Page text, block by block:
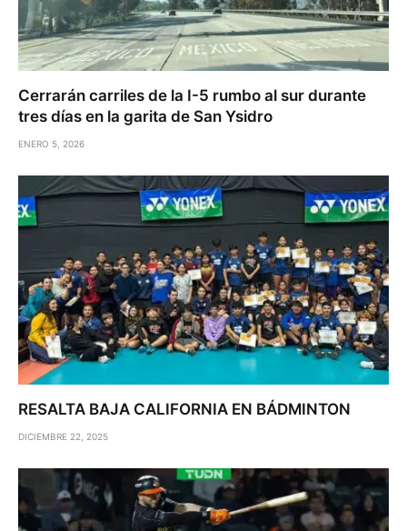
Cerrarán carriles de la I-5 rumbo al sur durante
tres días en la garita de San Ysidro
ENERO 5, 2026
RESALTA BAJA CALIFORNIA EN BÁDMINTON
DICIEMBRE 22, 2025